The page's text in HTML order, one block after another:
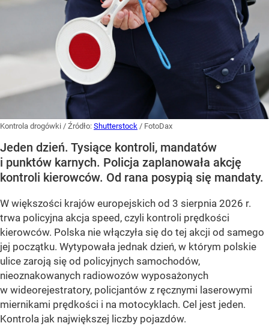
Kontrola drogówki / Źródło: Shutterstock / FotoDax
Jeden dzień. Tysiące kontroli, mandatów
i punktów karnych. Policja zaplanowała akcję
kontroli kierowców. Od rana posypią się mandaty.
W większości krajów europejskich od 3 sierpnia 2026 r.
trwa policyjna akcja speed, czyli kontroli prędkości
kierowców. Polska nie włączyła się do tej akcji od samego
jej początku. Wytypowała jednak dzień, w którym polskie
ulice zaroją się od policyjnych samochodów,
nieoznakowanych radiowozów wyposażonych
w wideorejestratory, policjantów z ręcznymi laserowymi
miernikami prędkości i na motocyklach. Cel jest jeden.
Kontrola jak największej liczby pojazdów.